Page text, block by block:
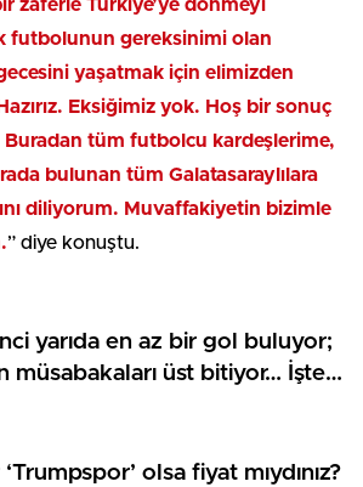
zaferle Türkiye’ye dönmeyi
futbolunun gereksinimi olan
yaşatmak için elimizden
Eksiğimiz yok. Hoş bir sonuç
Buradan tüm futbolcu kardeşlerime,
bulunan tüm Galatasaraylılara
diliyorum. Muvaffakiyetin bizimle
” diye konuştu.
yarıda en az bir gol buluyor;
müsabakaları üst bitiyor… İşte
olsa fiyat mıydınız?